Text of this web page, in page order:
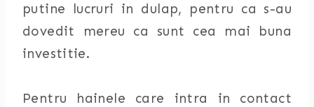
putine lucruri in dulap, pentru ca s-au
dovedit mereu ca sunt cea mai buna
investitie.
Pentru hainele care intra in contact